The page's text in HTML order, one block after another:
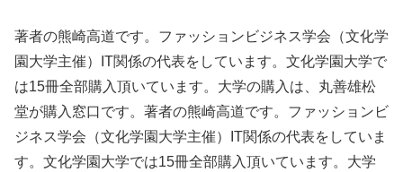
著者の熊崎高道です。ファッションビジネス学会（文化学
園大学主催）IT関係の代表をしています。文化学園大学で
は15冊全部購入頂いています。大学の購入は、丸善雄松
堂が購入窓口です。著者の熊崎高道です。ファッションビ
ジネス学会（文化学園大学主催）IT関係の代表をしていま
す。文化学園大学では15冊全部購入頂いています。大学